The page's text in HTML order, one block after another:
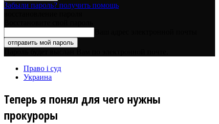
Забыли пароль? получить помощь
Право і суд
Украина
Теперь я понял для чего нужны
прокуроры